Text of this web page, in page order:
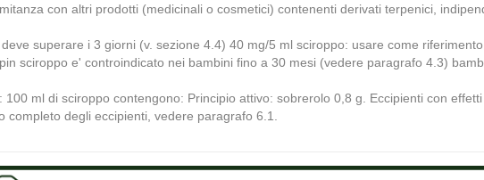
con altri prodotti (medicinali o cosmetici) contenenti derivati terpenici,
superare i 3 giorni (v. sezione 4.4) 40 mg/5 ml sciroppo: usare come
sciroppo e' controindicato nei bambini fino a 30 mesi (vedere paragrafo 4.3)
100 ml di sciroppo contengono: Principio attivo: sobrerolo 0,8 g. Eccipienti con
completo degli eccipienti, vedere paragrafo 6.1.